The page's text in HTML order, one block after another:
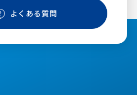
よくある質問